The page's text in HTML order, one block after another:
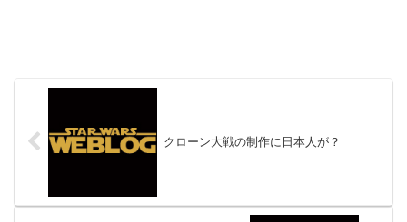
クローン大戦の制作に日本人が？